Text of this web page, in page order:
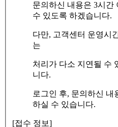
문의하신 내용은 3시간
수 있도록 하겠습니다.
다만, 고객센터 운영시
는
처리가 다소 지연될 수
니다.
로그인 후, 문의하신 내
하실 수 있습니다.
[접수 정보]